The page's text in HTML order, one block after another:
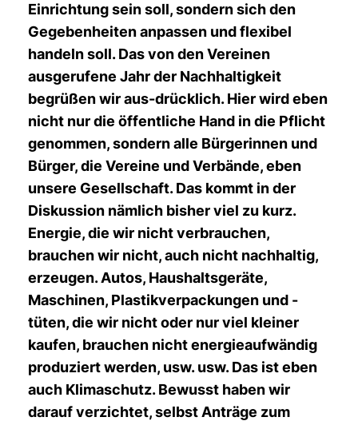
Einrichtung sein soll, sondern sich den
Gegebenheiten anpassen und flexibel
handeln soll. Das von den Vereinen
ausgerufene Jahr der Nachhaltigkeit
begrüßen wir aus-drücklich. Hier wird eben
nicht nur die öffentliche Hand in die Pflicht
genommen, sondern alle Bürgerinnen und
Bürger, die Vereine und Verbände, eben
unsere Gesellschaft. Das kommt in der
Diskussion nämlich bisher viel zu kurz.
Energie, die wir nicht verbrauchen,
brauchen wir nicht, auch nicht nachhaltig,
erzeugen. Autos, Haushaltsgeräte,
Maschinen, Plastikverpackungen und -
tüten, die wir nicht oder nur viel kleiner
kaufen, brauchen nicht energieaufwändig
produziert werden, usw. usw. Das ist eben
auch Klimaschutz. Bewusst haben wir
darauf verzichtet, selbst Anträge zum